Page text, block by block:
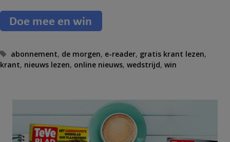
T
a
abonnement, de morgen, e-reader, gratis krant lezen,
krant, nieuws lezen, online nieuws, wedstrijd, win